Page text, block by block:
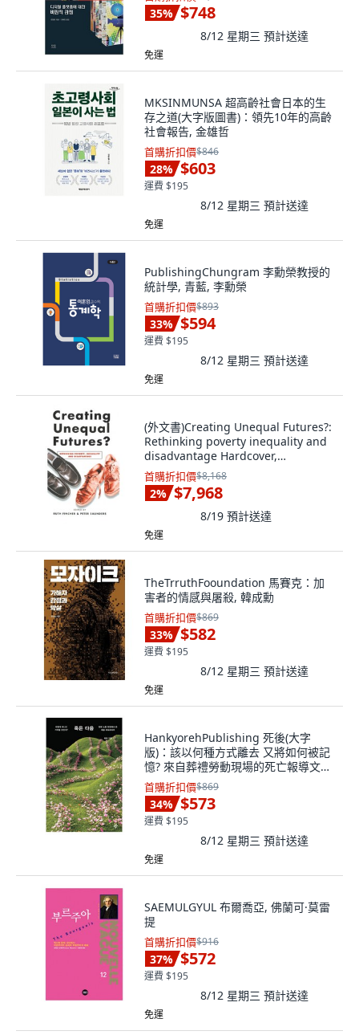
35% $748
8/12 星期三 預計送達
免運
MKSINMUNSA 超高齡社會日本的生
存之道(大字版圖書)：領先10年的高齡
社會報告, 金雄哲
首購折扣價$846
28% $603
運費 $195
8/12 星期三 預計送達
免運
PublishingChungram 李勳榮教授的
統計學, 青藍, 李勳榮
首購折扣價$893
33% $594
運費 $195
8/12 星期三 預計送達
免運
(外文書)Creating Unequal Futures?:
Rethinking poverty inequality and
disadvantage Hardcover,
Routledge, English
首購折扣價$8,168
2% $7,968
8/19 預計送達
免運
TheTrruthFooundation 馬賽克：加
害者的情感與屠殺, 韓成勳
首購折扣價$869
33% $582
運費 $195
8/12 星期三 預計送達
免運
HankyorehPublishing 死後(大字
版)：該以何種方式離去 又將如何被記
憶? 來自葬禮勞動現場的死亡報導文學,
熙靜
首購折扣價$869
34% $573
運費 $195
8/12 星期三 預計送達
免運
SAEMULGYUL 布爾喬亞, 佛蘭可·莫雷
提
首購折扣價$916
37% $572
運費 $195
8/12 星期三 預計送達
免運